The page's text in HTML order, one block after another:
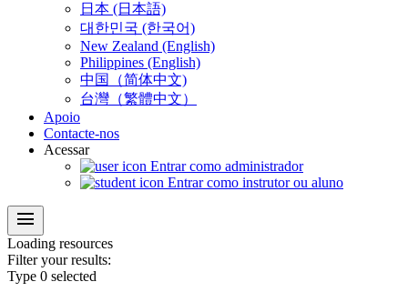
日本 (日本語)
대한민국 (한국어)
New Zealand (English)
Philippines (English)
中国（简体中文)
台灣（繁體中文）
Apoio
Contacte-nos
Acessar
Entrar como administrador
Entrar como instrutor ou aluno
menu
Loading resources
Filter your results:
Type 0 selected